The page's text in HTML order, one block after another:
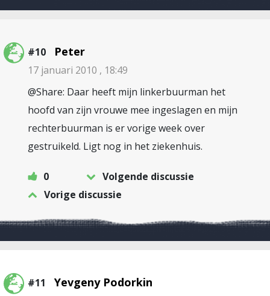
#10 Peter
17 januari 2010 , 18:49
@Share: Daar heeft mijn linkerbuurman het
hoofd van zijn vrouwe mee ingeslagen en mijn
rechterbuurman is er vorige week over
gestruikeld. Ligt nog in het ziekenhuis.
0
Volgende discussie
Vorige discussie
#11 Yevgeny Podorkin